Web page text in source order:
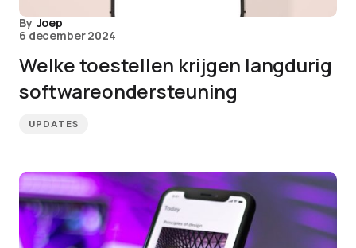
By Joep
6 december 2024
Welke toestellen krijgen langdurig
softwareondersteuning
UPDATES